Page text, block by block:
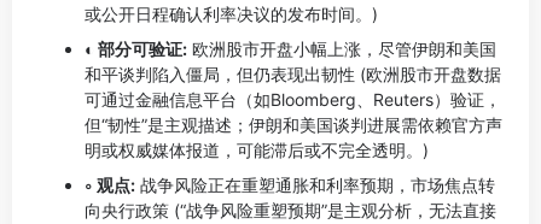
或公开日程确认利率决议的发布时间。)
◐ 部分可验证: 欧洲股市开盘小幅上涨，尽管伊朗和美国
和平谈判陷入僵局，但仍表现出韧性 (欧洲股市开盘数据
可通过金融信息平台（如Bloomberg、Reuters）验证，
但“韧性”是主观描述；伊朗和美国谈判进展需依赖官方声
明或权威媒体报道，可能滞后或不完全透明。)
◦ 观点: 战争风险正在重塑通胀和利率预期，市场焦点转
向央行政策 (“战争风险重塑预期”是主观分析，无法直接